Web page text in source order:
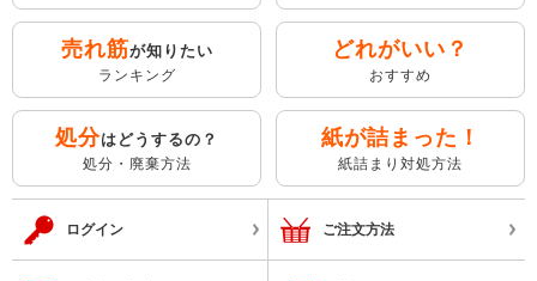
売れ筋が知りたい
ランキング
どれがいい？
おすすめ
処分はどうするの？
処分・廃棄方法
紙が詰まった！
紙詰まり対処方法
ログイン ご注文方法